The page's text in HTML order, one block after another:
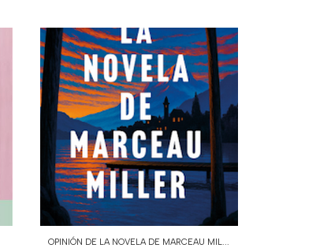
OPINIÓN DE LA NOVELA DE MARCEAU MIL...